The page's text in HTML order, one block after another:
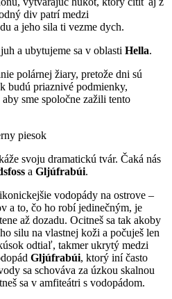
div patrí medzi
a jeho sila ti vezme dych.
a ubytujeme sa v oblasti Hella.
polárnej žiary, pretože dni sú
budú priaznivé podmienky,
sme spoločne zažili tento
piesok
svoju dramatickú tvár. Čaká nás
a Gljúfrabúi.
vodopády na ostrove –
a to, čo ho robí jedinečným, je
až dozadu. Ocitneš sa tak akoby
silu na vlastnej koži a počuješ len
odtiaľ, takmer ukrytý medzi
Gljúfrabúi, ktorý iní často
sa schováva za úzkou skalnou
sa v amfiteátri s vodopádom.